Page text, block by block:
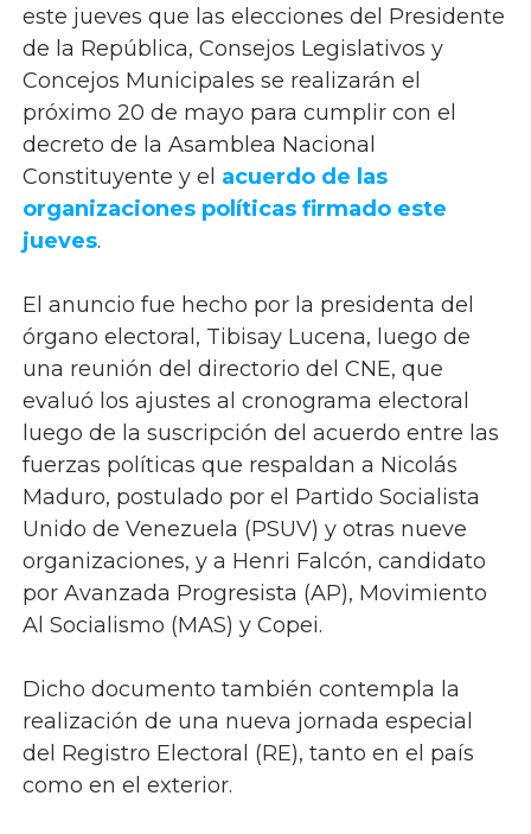
este jueves que las elecciones del Presidente
de la República, Consejos Legislativos y
Concejos Municipales se realizarán el
próximo 20 de mayo para cumplir con el
decreto de la Asamblea Nacional
Constituyente y el acuerdo de las
organizaciones políticas firmado este
jueves.
El anuncio fue hecho por la presidenta del
órgano electoral, Tibisay Lucena, luego de
una reunión del directorio del CNE, que
evaluó los ajustes al cronograma electoral
luego de la suscripción del acuerdo entre las
fuerzas políticas que respaldan a Nicolás
Maduro, postulado por el Partido Socialista
Unido de Venezuela (PSUV) y otras nueve
organizaciones, y a Henri Falcón, candidato
por Avanzada Progresista (AP), Movimiento
Al Socialismo (MAS) y Copei.
Dicho documento también contempla la
realización de una nueva jornada especial
del Registro Electoral (RE), tanto en el país
como en el exterior.